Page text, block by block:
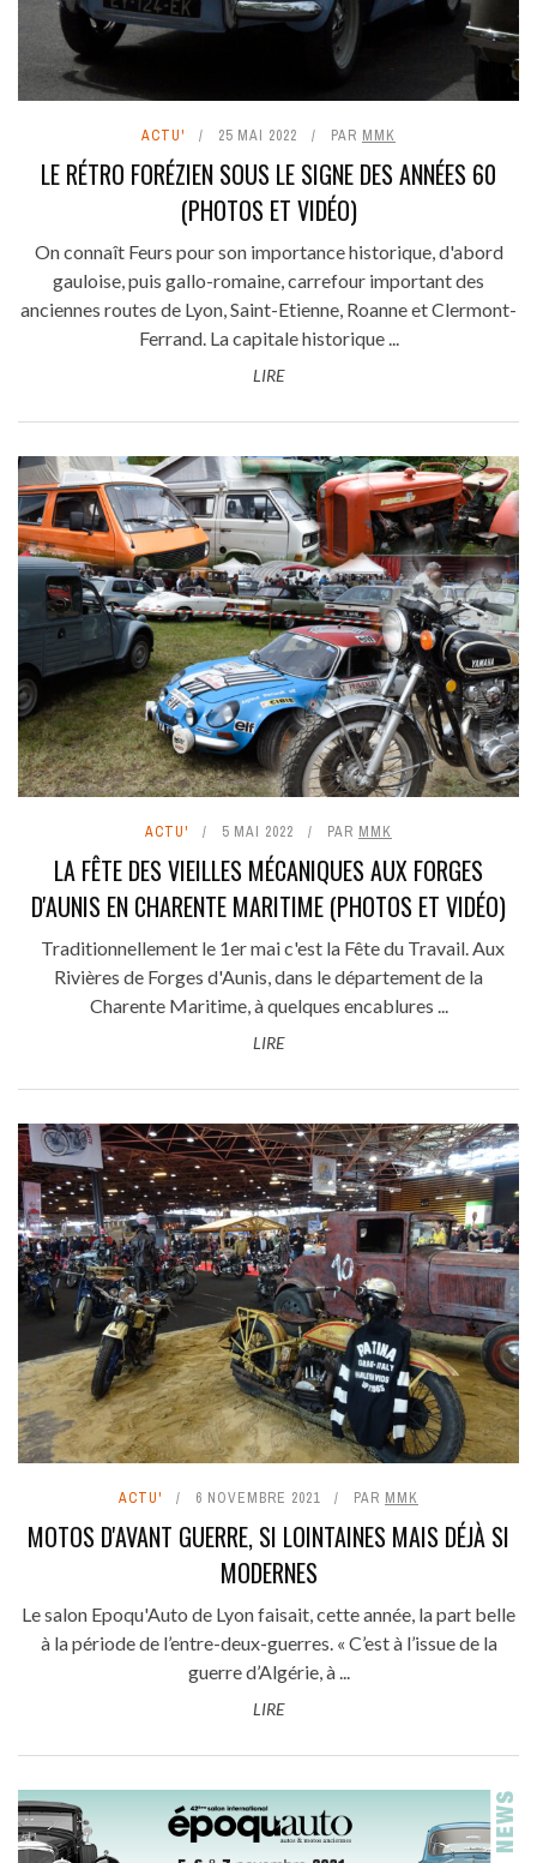
ACTU' 25 MAI 2022 PAR MMK
LE RÉTRO FORÉZIEN SOUS LE SIGNE DES ANNÉES 60
(PHOTOS ET VIDÉO)
On connaît Feurs pour son importance historique, d'abord
gauloise, puis gallo-romaine, carrefour important des
anciennes routes de Lyon, Saint-Etienne, Roanne et Clermont-
Ferrand. La capitale historique ...
LIRE
ACTU' 5 MAI 2022 PAR MMK
LA FÊTE DES VIEILLES MÉCANIQUES AUX FORGES
D'AUNIS EN CHARENTE MARITIME (PHOTOS ET VIDÉO)
Traditionnellement le 1er mai c'est la Fête du Travail. Aux
Rivières de Forges d'Aunis, dans le département de la
Charente Maritime, à quelques encablures ...
LIRE
ACTU' 6 NOVEMBRE 2021 PAR MMK
MOTOS D'AVANT GUERRE, SI LOINTAINES MAIS DÉJÀ SI
MODERNES
Le salon Epoqu'Auto de Lyon faisait, cette année, la part belle
à la période de l’entre-deux-guerres. « C’est à l’issue de la
guerre d’Algérie, à ...
LIRE